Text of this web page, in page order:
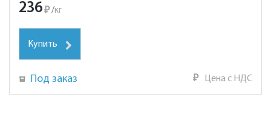
236₽ /кг
Купить
Под заказ ₽ Цена с НДС